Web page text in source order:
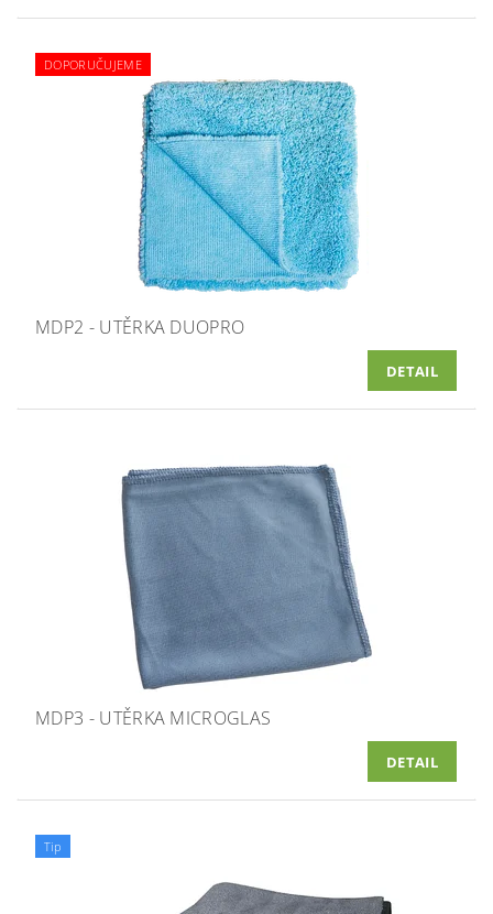
DOPORUČUJEME
MDP2 - UTĚRKA DUOPRO
DETAIL
MDP3 - UTĚRKA MICROGLAS
DETAIL
Tip